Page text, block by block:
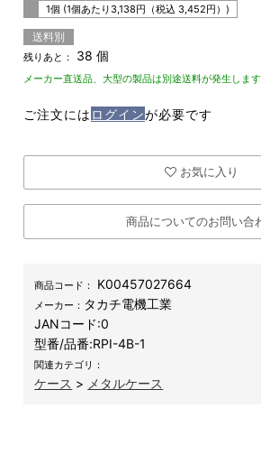
1個 (1個あたり 3,138円（税込 3,452円）)
送料別
残りあと： 38 個
メーカー直送品、大型の製品は別途送料が発生します
ご注文には ログインが必要です
お気に入り
商品についてのお問い合
商品コード： K00457027664
メーカー： タカチ電機工業
JANコード:0
型番/品番:RPI-4B-1
関連カテゴリ：
ケース > メタルケース